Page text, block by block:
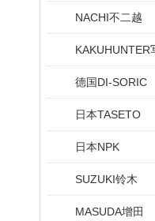
NACHI不二越
KAKUHUNTER
德国DI-SORIC
日本TASETO
日本NPK
SUZUKI铃木
MASUDA增田